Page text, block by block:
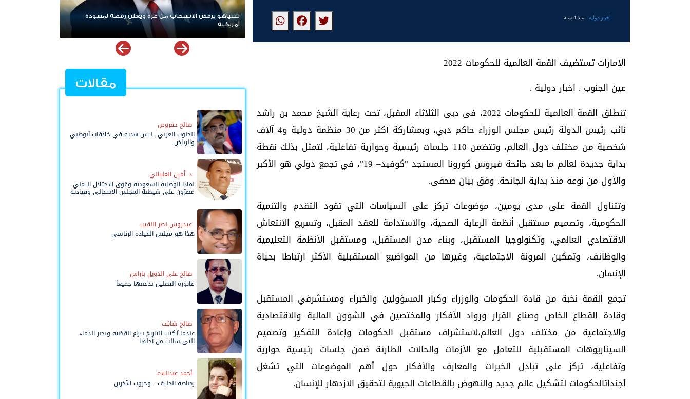
أخبار دولية- منذ 4 سنة
الإمارات تستضيف القمة العالمية للحكومات 2022
عين الجنوب . اخبار دولية .
تنطلق القمة العالمية للحكومات 2022، فى دبى الثلاثاء المقبل، تحت رعاية الشيخ محمد بن راشد
نائب رئيس الدولة رئيس مجلس الوزراء حاكم دبي، وبمشاركة أكثر من 30 منظمة دولية و4 آلاف
شخصية من مختلف دول العالم، وتتضمن 110 جلسات رئيسية وحوارية تفاعلية، لتمثل بذلك نقطة
بداية جديدة لعالم ما بعد جائحة فيروس كورونا المستجد "كوفيد– 19"، في تجمع دولي هو الأكبر
والأول من نوعه منذ بداية الجائحة. وفق بيان صحفى.
وتتناول القمة على مدى يومين، موضوعات تركز على السياسات التي تقود التقدم والتنمية
الحكومية، وتصميم مستقبل أنظمة الرعاية الصحية، والاستدامة للعقد المقبل، وتسريع الانتعاش
الاقتصادي العالمي، وتكنولوجيا المستقبل، وبناء مدن المستقبل، ومستقبل الأنظمة التعليمية
والوظائف، وتمكين المرونة الاجتماعية، وغيرها من المواضيع المستقبلية الأكثر ارتباطا بحياة
الإنسان.
تجمع القمة نخبة من قادة الحكومات والوزراء وكبار المسؤولين والخبراء ومستشرفي المستقبل
وقادة القطاع الخاص وصناع القرار ورواد الأفكار والمختصين في الشؤون المالية والاقتصادية
والاجتماعية من مختلف دول العالم،لاستشراف مستقبل الحكومات وإعادة التفكير وتصميم
السيناريوهات المستقبلية للتعامل مع الأزمات والحالات الطارئة ضمن جلسات رئيسية حوارية
وتفاعلية، تركز على تبادل الخبرات والمعارف والأفكار حول أهم الموضوعات التي تشغل
أجنداتالحكومات لتشكيل عالم جديد والنهوض بالقطاعات الحيوية لتحقيق الازدهار للإنسان.
نتنياهو يرفض الانسحاب من غزة ويعلن رفضه لمسودة
أمريكية
ردا على «خروقات» حزب الله.. إسرائيل
مقالات
صالح حقروص
الجنوب العربي.. ليس هدية في خلافات أبوظبي
والرياض
د. أمين العلياني
لماذا الوصاية السعودية وقوى الاحتلال اليمني
مصرّون على شيطنة المجلس الانتقالي وقيادته
عيدروس نصر النقيب
هذا هو مجلس القيادة الرئاسي
صالح علي الدويل باراس
فاتورة التضليل ندفعها جميعاً
صالح شائف
عندما يُكتب التاريخ بيراع القضية وبحبر الدماء
التي سالت من أجلها
أحمد عبداللاه
رصاصة الحليف... وحروب الآخرين